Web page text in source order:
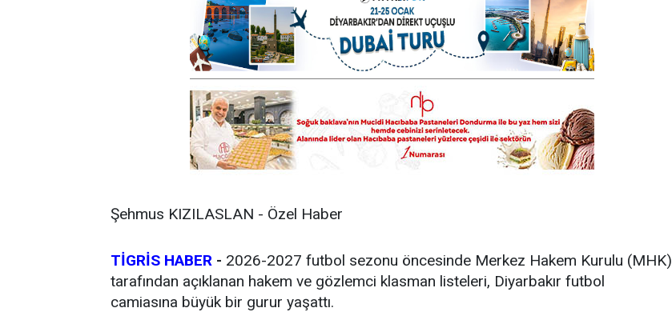
Şehmus KIZILASLAN - Özel Haber
TİGRİS HABER - 2026-2027 futbol sezonu öncesinde Merkez Hakem Kurulu (MHK)
tarafından açıklanan hakem ve gözlemci klasman listeleri, Diyarbakır futbol
camiasına büyük bir gurur yaşattı.